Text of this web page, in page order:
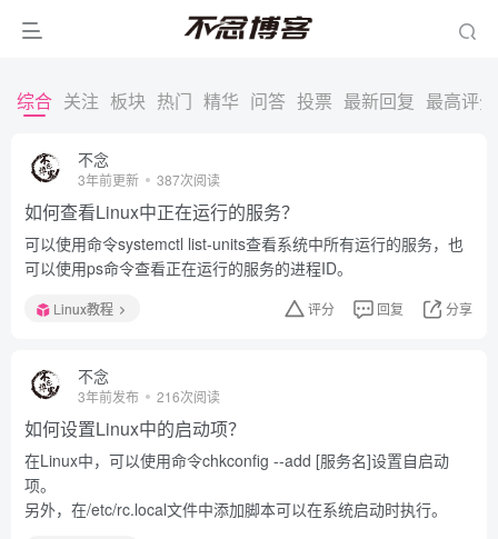
综合 关注 板块 热门 精华 问答 投票 最新回复 最高评分
不念
3年前更新 387次阅读
如何查看Linux中正在运行的服务？
可以使用命令systemctl list-units查看系统中所有运行的服务，也
可以使用ps命令查看正在运行的服务的进程ID。
Linux教程 评分 回复 分享
不念
3年前发布 216次阅读
如何设置Linux中的启动项？
在Linux中，可以使用命令chkconfig --add [服务名]设置自启动
项。
另外，在/etc/rc.local文件中添加脚本可以在系统启动时执行。